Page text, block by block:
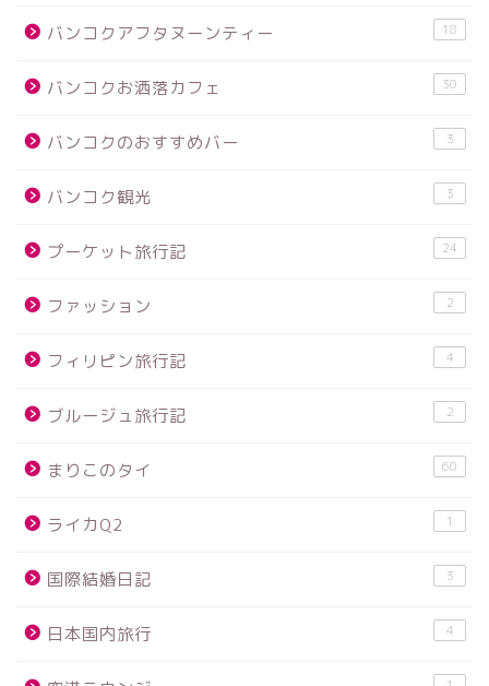
バンコクアフタヌーンティー 18
バンコクお洒落カフェ 30
バンコクのおすすめバー 3
バンコク観光 3
プーケット旅行記 24
ファッション 2
フィリピン旅行記 4
ブルージュ旅行記 2
まりこのタイ 60
ライカQ2 1
国際結婚日記 3
日本国内旅行 4